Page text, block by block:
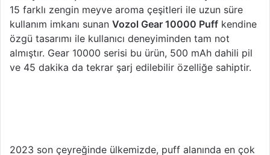
15 farklı zengin meyve aroma çeşitleri ile uzun süre
kullanım imkanı sunan Vozol Gear 10000 Puff kendine
özgü tasarımı ile kullanıcı deneyiminden tam not
almıştır. Gear 10000 serisi bu ürün, 500 mAh dahili pil
ve 45 dakika da tekrar şarj edilebilir özelliğe sahiptir.
2023 son çeyreğinde ülkemizde, puff alanında en çok